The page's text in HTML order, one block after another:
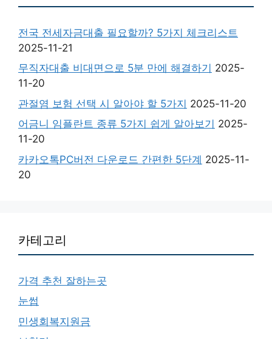
전국 전세자금대출 필요할까? 5가지 체크리스트
2025-11-21
무직자대출 비대면으로 5분 만에 해결하기 2025-
11-20
관절염 보험 선택 시 알아야 할 5가지 2025-11-20
어금니 임플란트 종류 5가지 쉽게 알아보기 2025-
11-20
카카오톡PC버전 다운로드 간편한 5단계 2025-11-
20
카테고리
가격 추천 잘하는곳
눈썹
민생회복지원금